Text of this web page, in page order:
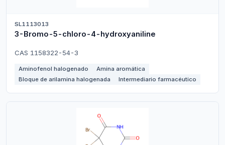
SL1113013
3-Bromo-5-chloro-4-hydroxyaniline
CAS 1158322-54-3
Aminofenol halogenado
Amina aromática
Bloque de arilamina halogenada
Intermediario farmacéutico